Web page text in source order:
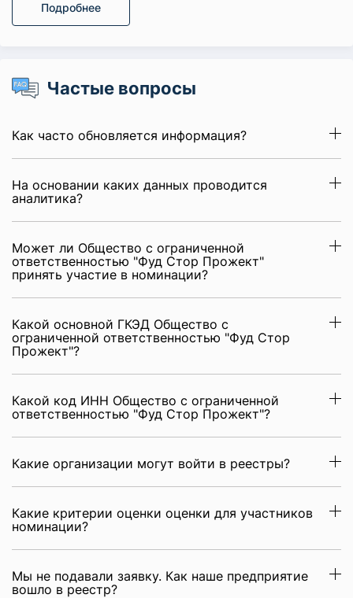
Подробнее
Частые вопросы
Как часто обновляется информация?
На основании каких данных проводится
аналитика?
Может ли Общество с ограниченной
ответственностью "Фуд Стор Прожект"
принять участие в номинации?
Какой основной ГКЭД Общество с
ограниченной ответственностью "Фуд Стор
Прожект"?
Какой код ИНН Общество с ограниченной
ответственностью "Фуд Стор Прожект"?
Какие организации могут войти в реестры?
Какие критерии оценки оценки для участников
номинации?
Мы не подавали заявку. Как наше предприятие
вошло в реестр?